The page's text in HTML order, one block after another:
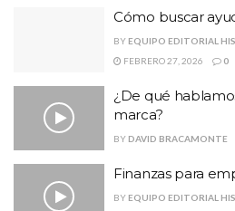
Cómo buscar
BY EQUIPO EDITORIAL
FEBRERO 27, 2026
0
¿De qué
marca?
BY DAVID BRACAMONTE
Finanzas para
BY EQUIPO EDITORIAL